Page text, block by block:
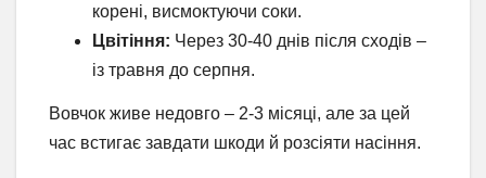
корені, висмоктуючи соки.
Цвітіння: Через 30-40 днів після сходів –
із травня до серпня.
Вовчок живе недовго – 2-3 місяці, але за цей
час встигає завдати шкоди й розсіяти насіння.